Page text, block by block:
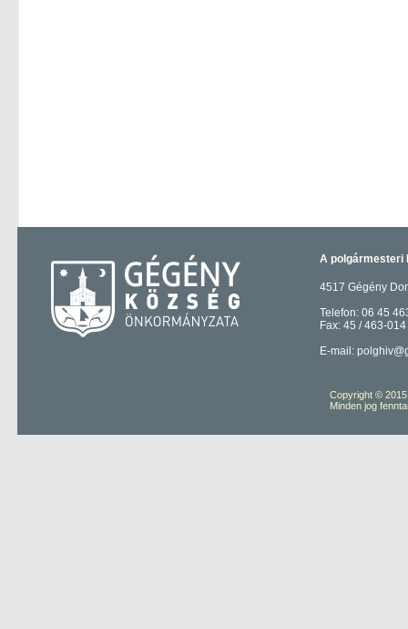
A polgármesteri
4517 Gégény
Telefon: 06 45
Fax: 45 / 463-014
E-mail:
Copyright ©
Minden jog